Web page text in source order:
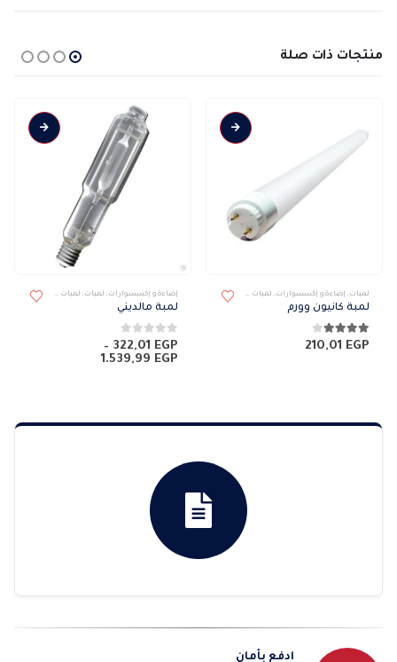
منتجات ذات صلة
لمبات , إضاءة و إكسسوارات , لمبات فلورسنت
لمبة كانيون وورم
4.00من 5
210,01 EGP
إضاءة و إكسسوارات , لمبات , لمبات ميتالايت
لمبة مالديني
0من 5 322,01 EGP
–
1.539,99 EGP
نطاق
ادفع بأمان